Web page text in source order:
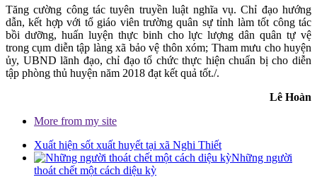
Tăng cường công tác tuyên truyền luật nghĩa vụ. Chỉ đạo hướng
dẫn, kết hợp với tổ giáo viên trường quân sự tỉnh làm tốt công tác
bồi dưỡng, huấn luyện thực binh cho lực lượng dân quân tự vệ
trong cụm diễn tập làng xã bảo vệ thôn xóm; Tham mưu cho huyện
ủy, UBND lãnh đạo, chỉ đạo tổ chức thực hiện chuẩn bị cho diễn
tập phòng thủ huyện năm 2018 đạt kết quả tốt./.
Lê Hoàn
More from my site
Xuất hiện sốt xuất huyết tại xã Nghi Thiết
Những người
thoát chết một cách diệu kỳ